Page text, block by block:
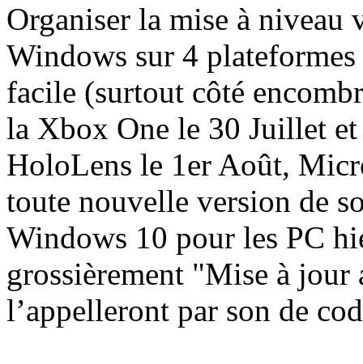
Organiser la mise à niveau
Windows sur 4
facile (surtout côté
la Xbox One le 30 Juillet
HoloLens le 1er Août,
toute nouvelle version de
Windows 10 pour les PC
grossièrement "Mise à
l’appelleront par son de